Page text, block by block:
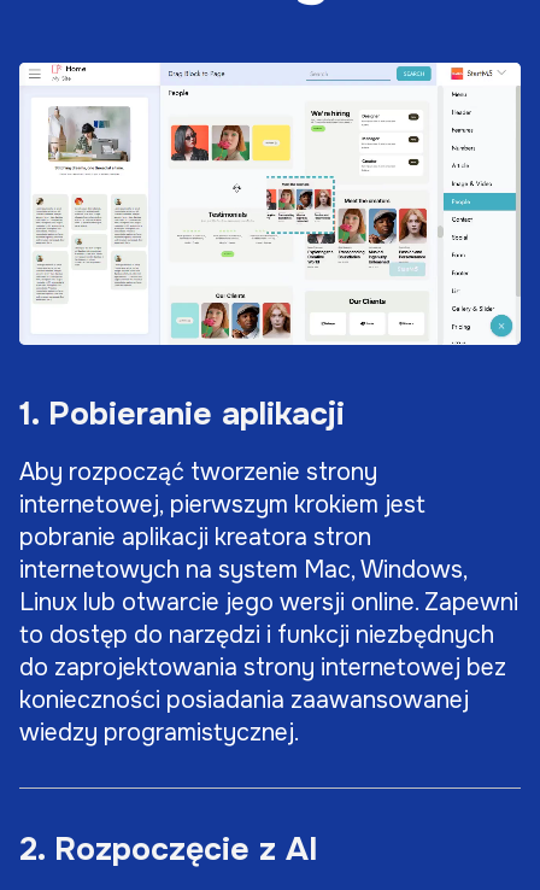
1. Pobieranie aplikacji
Aby rozpocząć tworzenie strony
internetowej, pierwszym krokiem jest
pobranie aplikacji kreatora stron
internetowych na system Mac, Windows,
Linux lub otwarcie jego wersji online. Zapewni
to dostęp do narzędzi i funkcji niezbędnych
do zaprojektowania strony internetowej bez
konieczności posiadania zaawansowanej
wiedzy programistycznej.
2. Rozpoczęcie z AI